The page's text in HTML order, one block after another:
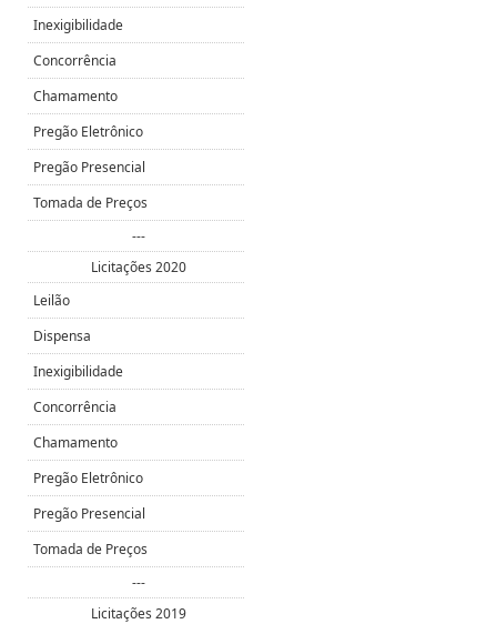
Inexigibilidade
Concorrência
Chamamento
Pregão Eletrônico
Pregão Presencial
Tomada de Preços
---
Licitações 2020
Leilão
Dispensa
Inexigibilidade
Concorrência
Chamamento
Pregão Eletrônico
Pregão Presencial
Tomada de Preços
---
Licitações 2019